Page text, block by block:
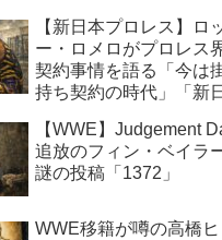
【新日本プロレス】ロ
ー・ロメロがプロレス
契約事情を語る「今は
持ち契約の時代」「新
るべき」
【WWE】Judgement
追放のフィン・ベイラ
謎の投稿「1372」
WWE移籍が噂の高橋ヒ